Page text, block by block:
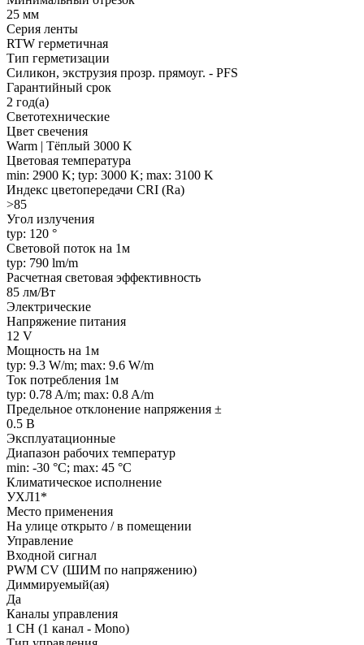
25 мм
Серия ленты
RTW герметичная
Тип герметизации
Силикон, экструзия прозр. прямоуг. - PFS
Гарантийный срок
2 год(а)
Светотехнические
Цвет свечения
Warm | Тёплый 3000 K
Цветовая температура
min: 2900 K; typ: 3000 K; max: 3100 K
Индекс цветопередачи CRI (Ra)
>85
Угол излучения
typ: 120 °
Световой поток на 1м
typ: 790 lm/m
Расчетная световая эффективность
85 лм/Вт
Электрические
Напряжение питания
12 V
Мощность на 1м
typ: 9.3 W/m; max: 9.6 W/m
Ток потребления 1м
typ: 0.78 A/m; max: 0.8 A/m
Предельное отклонение напряжения ±
0.5 В
Эксплуатационные
Диапазон рабочих температур
min: -30 °C; max: 45 °C
Климатическое исполнение
УХЛ1*
Место применения
На улице открыто / в помещении
Управление
Входной сигнал
PWM СV (ШИМ по напряжению)
Диммируемый(ая)
Да
Каналы управления
1 CH (1 канал - Mono)